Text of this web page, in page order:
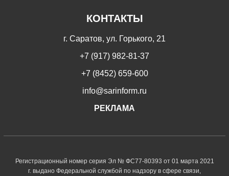
КОНТАКТЫ
г. Саратов, ул. Горького, 21
+7 (917) 982-81-37
+7 (8452) 659-600
info@sarinform.ru
РЕКЛАМА
Регистрационный номер серия Эл № ФС77-80393 от 01 марта 2021
г. выдано Федеральной службой по надзору в сфере связи,